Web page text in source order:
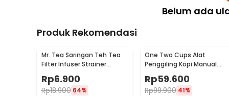
Belum ada
Produk Rekomendasi
Mr. Tea Saringan Teh Tea
Filter Infuser Strainer
Chilling Man Silicon - MR03
Rp6.900
Rp18.900 64%
One Two Cups Alat
Penggiling Kopi Manual
Coffee Grinder Portable -
WFCG9800
Rp59.600
Rp99.900 41%